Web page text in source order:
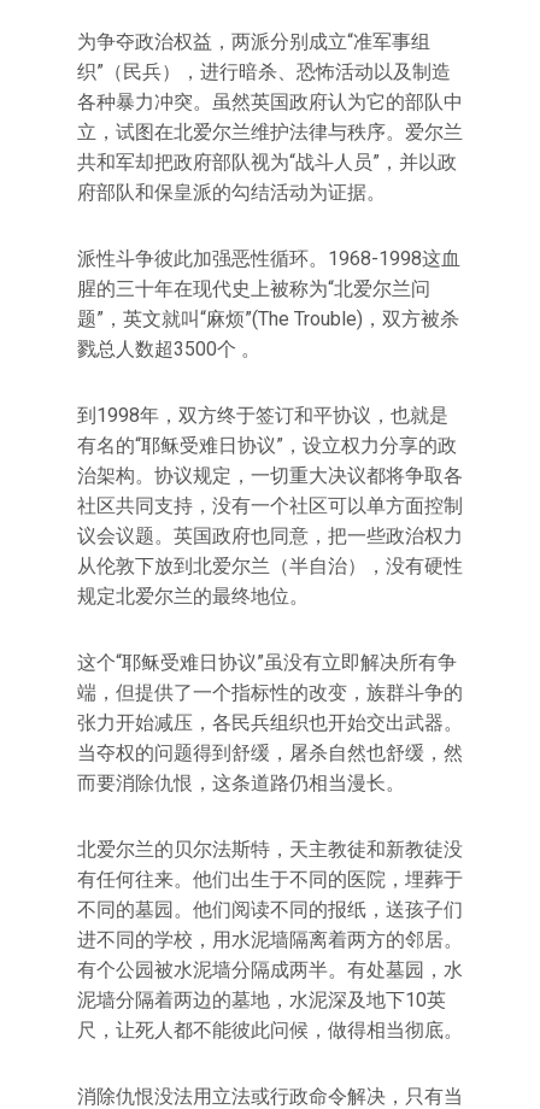
为争夺政治权益，两派分别成立“准军事组
织”（民兵），进行暗杀、恐怖活动以及制造
各种暴力冲突。虽然英国政府认为它的部队中
立，试图在北爱尔兰维护法律与秩序。爱尔兰
共和军却把政府部队视为“战斗人员”，并以政
府部队和保皇派的勾结活动为证据。
派性斗争彼此加强恶性循环。1968-1998这血
腥的三十年在现代史上被称为“北爱尔兰问
题”，英文就叫“麻烦”(The Trouble)，双方被杀
戮总人数超3500个 。
到1998年，双方终于签订和平协议，也就是
有名的“耶稣受难日协议”，设立权力分享的政
治架构。协议规定，一切重大决议都将争取各
社区共同支持，没有一个社区可以单方面控制
议会议题。英国政府也同意，把一些政治权力
从伦敦下放到北爱尔兰（半自治），没有硬性
规定北爱尔兰的最终地位。
这个“耶稣受难日协议”虽没有立即解决所有争
端，但提供了一个指标性的改变，族群斗争的
张力开始减压，各民兵组织也开始交出武器。
当夺权的问题得到舒缓，屠杀自然也舒缓，然
而要消除仇恨，这条道路仍相当漫长。
北爱尔兰的贝尔法斯特，天主教徒和新教徒没
有任何往来。他们出生于不同的医院，埋葬于
不同的墓园。他们阅读不同的报纸，送孩子们
进不同的学校，用水泥墙隔离着两方的邻居。
有个公园被水泥墙分隔成两半。有处墓园，水
泥墙分隔着两边的墓地，水泥深及地下10英
尺，让死人都不能彼此问候，做得相当彻底。
消除仇恨没法用立法或行政命令解决，只有当